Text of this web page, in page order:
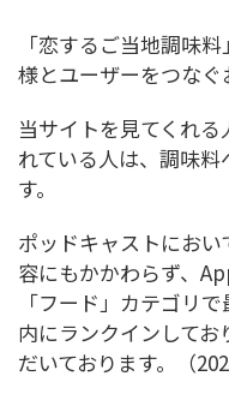
「恋するご当地調味
様とユーザーをつなぐ
当サイトを見てくれる
れている人は、調味
す。
ポッドキャストにお
容にもかかわらず、
「フード」カテゴリ
内にランクインして
だいております。（